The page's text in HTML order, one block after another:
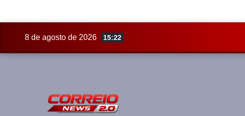
8 de agosto de 2026 15:22